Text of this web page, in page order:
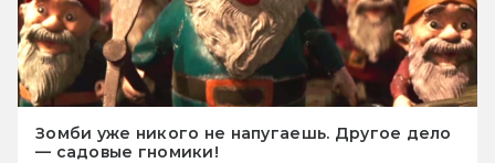
Зомби уже никого не напугаешь. Другое дело
— садовые гномики!